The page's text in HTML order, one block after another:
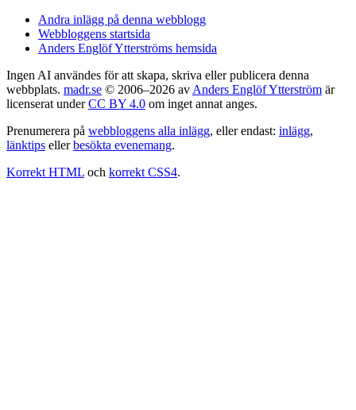
Andra inlägg på denna webblogg
Webbloggens startsida
Anders Englöf Ytterströms hemsida
Ingen AI användes för att skapa, skriva eller publicera denna
webbplats. madr.se © 2006–2026 av Anders Englöf Ytterström är
licenserat underCC BY 4.0 om inget annat anges.
Prenumerera på webbloggens alla inlägg, eller endast: inlägg,
länktips ellerbesökta evenemang.
Korrekt HTML och korrekt CSS4.